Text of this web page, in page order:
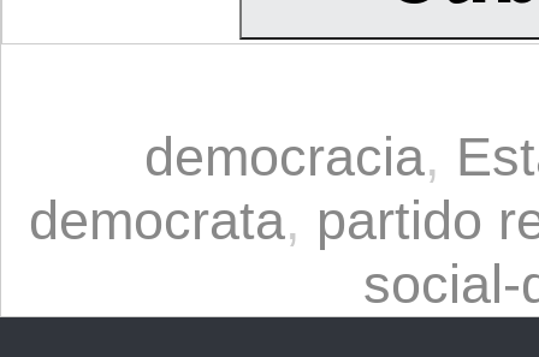
democracia,
democrata, partido
social-